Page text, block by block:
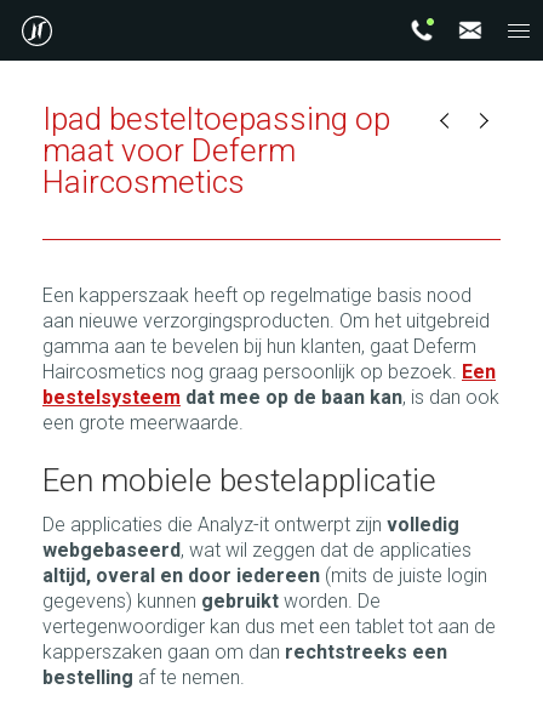
Ipad besteltoepassing op
maat voor Deferm
Haircosmetics
Een kapperszaak heeft op regelmatige basis nood
aan nieuwe verzorgingsproducten. Om het uitgebreid
gamma aan te bevelen bij hun klanten, gaat Deferm
Haircosmetics nog graag persoonlijk op bezoek. Een
bestelsysteem dat mee op de baan kan, is dan ook
een grote meerwaarde.
Een mobiele bestelapplicatie
De applicaties die Analyz-it ontwerpt zijn volledig
webgebaseerd, wat wil zeggen dat de applicaties
altijd, overal en door iedereen (mits de juiste login
gegevens) kunnen gebruikt worden. De
vertegenwoordiger kan dus met een tablet tot aan de
kapperszaken gaan om dan rechtstreeks een
bestelling af te nemen.